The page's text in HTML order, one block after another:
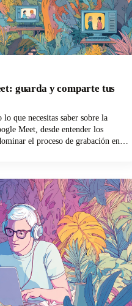
guarda y comparte tus
que necesitas saber sobre la
Meet, desde entender los
el proceso de grabación en